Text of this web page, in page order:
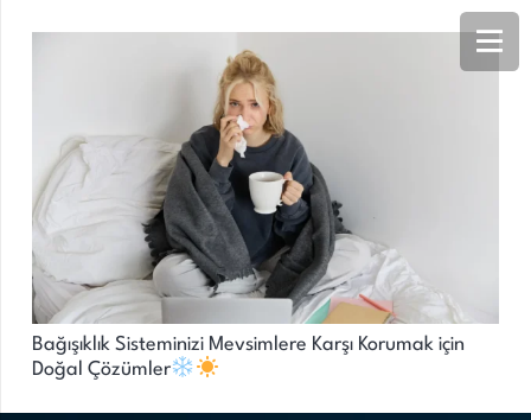
Bağışıklık Sisteminizi Mevsimlere Karşı Korumak için
Doğal Çözümler